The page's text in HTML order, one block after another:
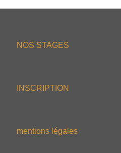
NOS STAGES
INSCRIPTION
mentions légales